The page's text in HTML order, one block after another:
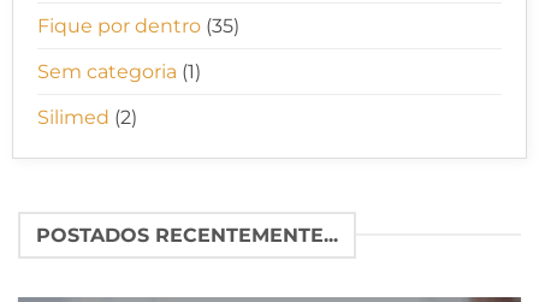
Fique por dentro (35)
Sem categoria (1)
Silimed (2)
POSTADOS RECENTEMENTE...